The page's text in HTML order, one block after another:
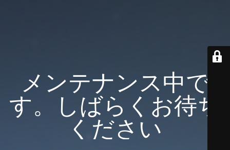
メンテナンス中で
す。しばらくお待ち
ください